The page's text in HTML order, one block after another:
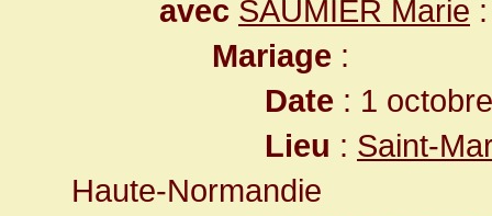
avec SAUMIER Marie :
Mariage :
Date : 1
Lieu : Saint-
Haute-Normandie